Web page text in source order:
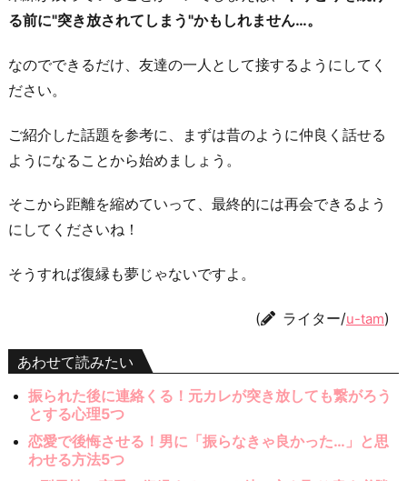
る前に"突き放されてしまう"かもしれません…。
なのでできるだけ、友達の一人として接するようにしてく
ださい。
ご紹介した話題を参考に、まずは昔のように仲良く話せる
ようになることから始めましょう。
そこから距離を縮めていって、最終的には再会できるよう
にしてくださいね！
そうすれば復縁も夢じゃないですよ。
( ライター/u-tam)
あわせて読みたい
振られた後に連絡くる！元カレが突き放しても繋がろう
とする心理5つ
恋愛で後悔させる！男に「振らなきゃ良かった…」と思
わせる方法5つ